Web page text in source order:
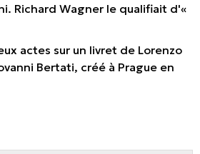
Richard Wagner le qualifiait d'«
actes sur un livret de Lorenzo
Bertati, créé à Prague en